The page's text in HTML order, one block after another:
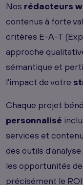
Nos rédacteurs
contenus à forte
critères E-A-T
approche
sémantique et
l'impact de votre
Chaque projet
personnalisé
services et
des outils
les opportunités
précisément le